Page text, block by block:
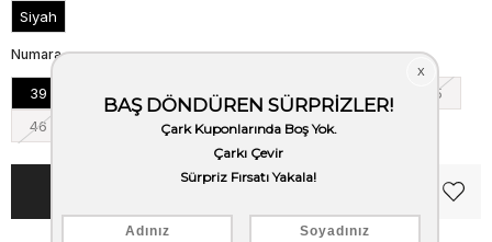
Siyah
Numara
39 41
45
46